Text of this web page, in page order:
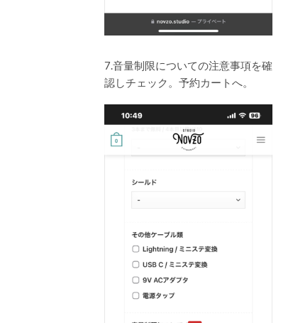
7.音量制限についての注意事項を確
認しチェック。予約カートへ。